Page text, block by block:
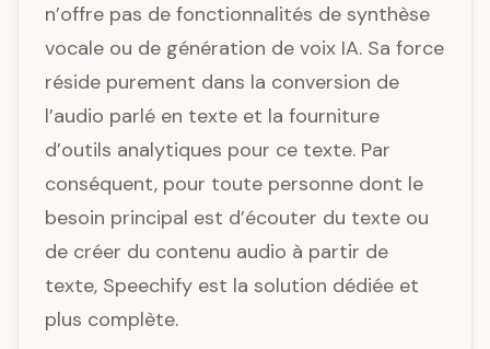
n’offre pas de fonctionnalités de synthèse
vocale ou de génération de voix IA. Sa force
réside purement dans la conversion de
l’audio parlé en texte et la fourniture
d’outils analytiques pour ce texte. Par
conséquent, pour toute personne dont le
besoin principal est d’écouter du texte ou
de créer du contenu audio à partir de
texte, Speechify est la solution dédiée et
plus complète.